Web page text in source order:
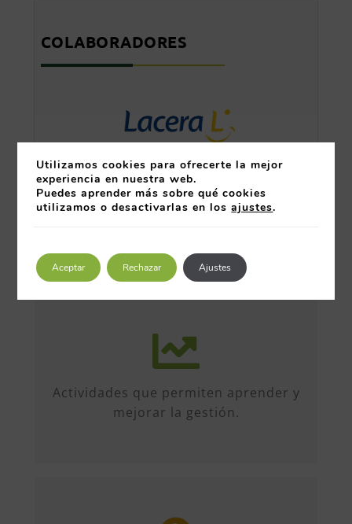
COLABORADORES
Actividades que permiten aprender y
mejorar la gestión.
Más de 50 iniciativas anuales de
formato diverso, sobre múltiples
formación, etc...
Utilizamos cookies para ofrecerte la mejor
experiencia en nuestra web.
Puedes aprender más sobre qué cookies
utilizamos o desactivarlas en losajustes.
Aceptar Rechazar Ajustes